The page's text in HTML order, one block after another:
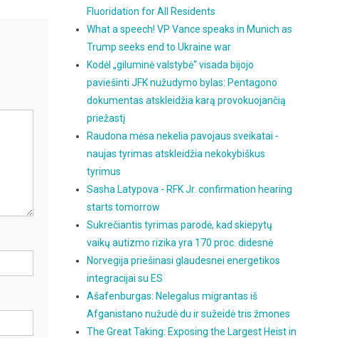
Fluoridation for All Residents
What a speech! VP Vance speaks in Munich as
Trump seeks end to Ukraine war
Kodėl „giluminė valstybė“ visada bijojo
paviešinti JFK nužudymo bylas: Pentagono
dokumentas atskleidžia karą provokuojančią
priežastį
Raudona mėsa nekelia pavojaus sveikatai -
naujas tyrimas atskleidžia nekokybiškus
tyrimus
Sasha Latypova - RFK Jr. confirmation hearing
starts tomorrow
Sukrečiantis tyrimas parodė, kad skiepytų
vaikų autizmo rizika yra 170 proc. didesnė
Norvegija priešinasi glaudesnei energetikos
integracijai su ES
Ašafenburgas: Nelegalus migrantas iš
Afganistano nužudė du ir sužeidė tris žmones
The Great Taking: Exposing the Largest Heist in